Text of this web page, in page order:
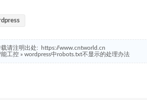
载请注明出处:
https://www.cntworld.cn
能工控 » wordpress中robots.txt不显示的处理办法